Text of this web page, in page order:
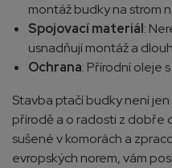
montáž budky na strom
Spojovací materiál:
usnadňují montáž a
Ochrana: Přírodní oleje
Stavba ptačí budky není
přírodě a o radosti z dobře
sušené v komorách a
evropských norem, vám